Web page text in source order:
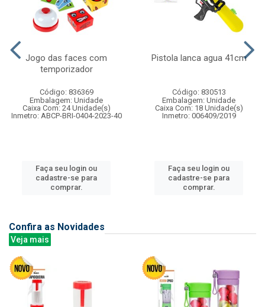
Jogo das faces com
temporizador
Código: 836369
Embalagem: Unidade
Caixa Com: 24 Unidade(s)
Inmetro: ABCP-BRI-0404-2023-40
Faça seu login ou
cadastre-se para
comprar.
Pistola lanca agua 41cm
Código: 830513
Embalagem: Unidade
Caixa Com: 18 Unidade(s)
Inmetro: 006409/2019
Faça seu login ou
cadastre-se para
comprar.
Confira as Novidades
Veja mais